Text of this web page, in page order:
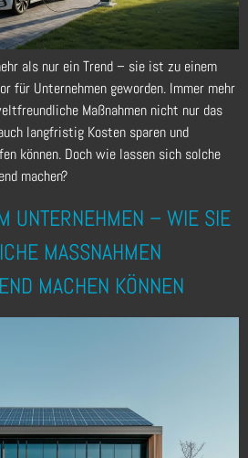
als nur ein Trend – sie ist zu einem
für Unternehmen geworden. Immer mehr
Maßnahmen nicht nur das
langfristig Kosten sparen und
können. Doch wie lassen sich solche
machen?
UNTERNEHMEN – WIE SIE
MASSNAHMEN S
MACHEN KÖNNEN